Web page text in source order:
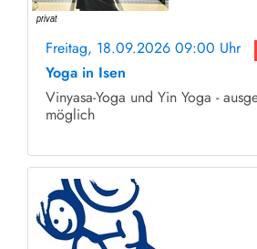
Freitag, 18.09.2026 09:00 Uhr
Yoga in Isen
Vinyasa-Yoga und Yin Yoga -
möglich